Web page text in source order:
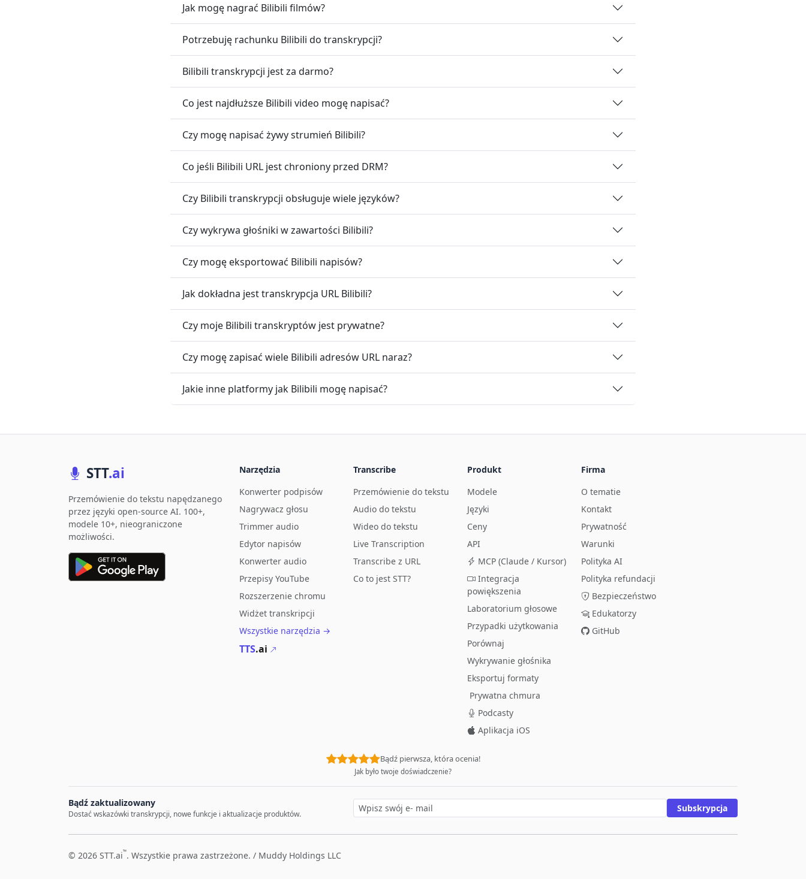
Jak mogę nagrać Bilibili filmów?
Potrzebuję rachunku Bilibili do transkrypcji?
Bilibili transkrypcji jest za darmo?
Co jest najdłuższe Bilibili video mogę napisać?
Czy mogę napisać żywy strumień Bilibili?
Co jeśli Bilibili URL jest chroniony przed DRM?
Czy Bilibili transkrypcji obsługuje wiele języków?
Czy wykrywa głośniki w zawartości Bilibili?
Czy mogę eksportować Bilibili napisów?
Jak dokładna jest transkrypcja URL Bilibili?
Czy moje Bilibili transkryptów jest prywatne?
Czy mogę zapisać wiele Bilibili adresów URL naraz?
Jakie inne platformy jak Bilibili mogę napisać?
STT.ai
Przemówienie do tekstu napędzanego
przez języki open-source AI. 100+,
modele 10+, nieograniczone
możliwości.
Narzędzia
Konwerter podpisów
Nagrywacz głosu
Trimmer audio
Edytor napisów
Konwerter audio
Przepisy YouTube
Rozszerzenie chromu
Widżet transkripcji
Wszystkie narzędzia →
TTS.ai
Transcribe
Przemówienie do tekstu
Audio do tekstu
Wideo do tekstu
Live Transcription
Transcribe z URL
Co to jest STT?
Produkt
Modele
Języki
Ceny
API
MCP (Claude / Kursor)
Integracja
powiększenia
Laboratorium głosowe
Przypadki użytkowania
Porównaj
Wykrywanie głośnika
Eksportuj formaty
Prywatna chmura
Podcasty
Aplikacja iOS
Firma
O tematie
Kontakt
Prywatność
Warunki
Polityka AI
Polityka refundacji
Bezpieczeństwo
Edukatorzy
GitHub
Bądź pierwsza, która ocenia!
Jak było twoje doświadczenie?
Bądź zaktualizowany
Dostać wskazówki transkrypcji, nowe funkcje i aktualizacje produktów.
Subskrypcja
© 2026 STT.ai™. Wszystkie prawa zastrzeżone. / Muddy Holdings LLC